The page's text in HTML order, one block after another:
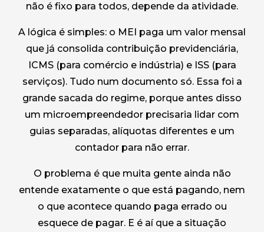
não é fixo para todos, depende da atividade.
A lógica é simples: o MEI paga um valor mensal
que já consolida contribuição previdenciária,
ICMS (para comércio e indústria) e ISS (para
serviços). Tudo num documento só. Essa foi a
grande sacada do regime, porque antes disso
um microempreendedor precisaria lidar com
guias separadas, alíquotas diferentes e um
contador para não errar.
O problema é que muita gente ainda não
entende exatamente o que está pagando, nem
o que acontece quando paga errado ou
esquece de pagar. E é aí que a situação